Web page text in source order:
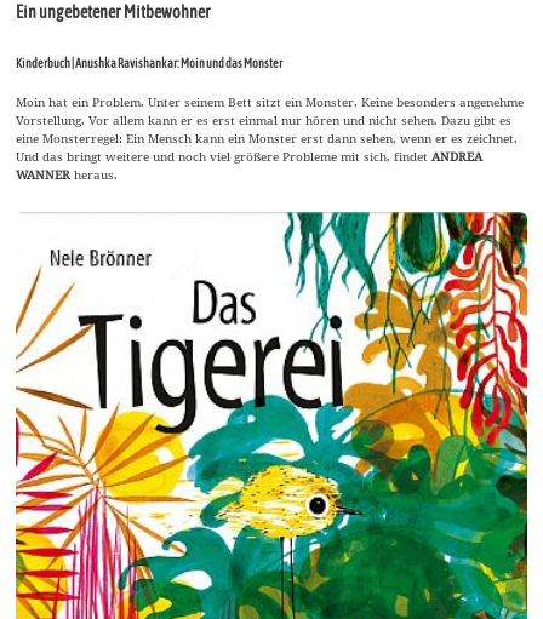
Ein ungebetener Mitbewohner
Kinderbuch | Anushka Ravishankar: Moin und das Monster
Moin hat ein Problem. Unter seinem Bett sitzt ein Monster. Keine besonders angenehme
Vorstellung. Vor allem kann er es erst einmal nur hören und nicht sehen. Dazu gibt es
eine Monsterregel: Ein Mensch kann ein Monster erst dann sehen, wenn er es zeichnet.
Und das bringt weitere und noch viel größere Probleme mit sich, findet ANDREA
WANNERheraus.